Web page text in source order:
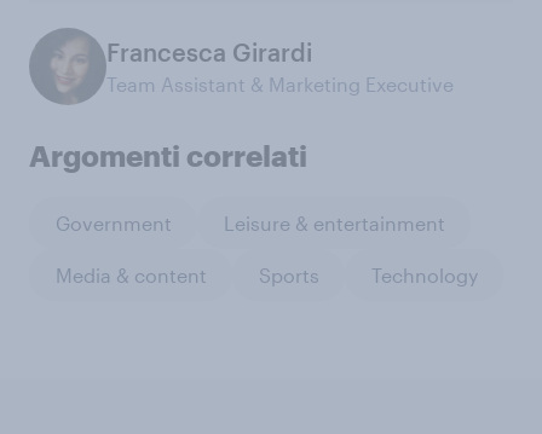
Francesca Girardi
Team Assistant & Marketing Executive
Argomenti correlati
Government Leisure & entertainment
Media & content Sports Technology